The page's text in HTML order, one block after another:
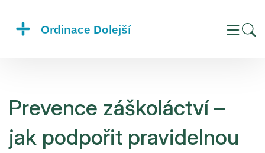
Prevence záškoláctví –
jak podpořit pravidelnou